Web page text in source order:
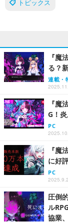
トピックス
『魔
る？
連載・
『魔
G！
PC
『魔
に好
PC
圧倒
ル
協業